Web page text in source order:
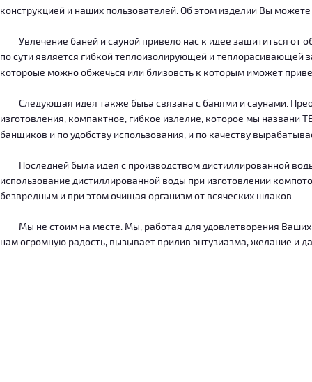
конструкцией и наших пользователей. Об этом изделии Вы
Увлечение баней и сауной привело нас к идее защититься от
по сути является гибкой теплоизолирующей и теплорасивающей
котороые можно обжечься или близовсть к которым иможет
Следующая идея также быьа связана с банями и саунами.
изготовления, компактное, гибкое излелие, которое мы
банщиков и по удобству использования, и по качеству
Последней была идея с производством дистиллированной
использование дистиллированной воды при изготовлении
безвредным и при этом очищая организм от всяческих шлаков.
Мы не стоим на месте. Мы, работая для удовлетворения Ваших
нам огромную радость, вызывает прилив энтузиазма, желание и